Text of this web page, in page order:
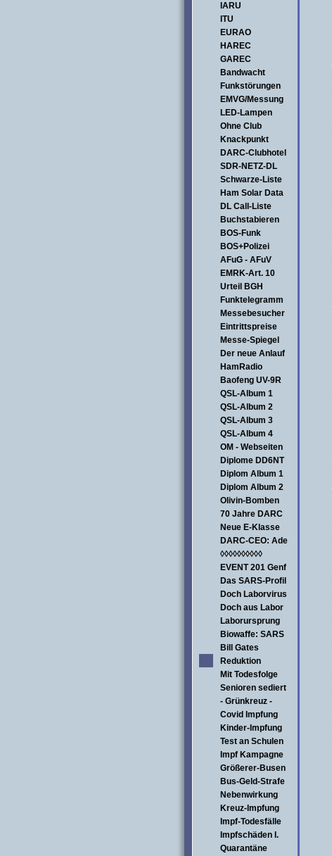
IARU
ITU
EURAO
HAREC
GAREC
Bandwacht
Funkstörungen
EMVG/Messung
LED-Lampen
Ohne Club
Knackpunkt
DARC-Clubhotel
SDR-NETZ-DL
Schwarze-Liste
Ham Solar Data
DL Call-Liste
Buchstabieren
BOS-Funk
BOS+Polizei
AFuG - AFuV
EMRK-Art. 10
Urteil BGH
Funktelegramm
Messebesucher
Eintrittspreise
Messe-Spiegel
Der neue Anlauf
HamRadio
Baofeng UV-9R
QSL-Album 1
QSL-Album 2
QSL-Album 3
QSL-Album 4
OM - Webseiten
Diplome DD6NT
Diplom Album 1
Diplom Album 2
Olivin-Bomben
70 Jahre DARC
Neue E-Klasse
DARC-CEO: Ade
◊◊◊◊◊◊◊◊◊◊
EVENT 201 Genf
Das SARS-Profil
Doch Laborvirus
Doch aus Labor
Laborursprung
Biowaffe: SARS
Bill Gates
Reduktion
Mit Todesfolge
Senioren sediert
- Grünkreuz -
Covid Impfung
Kinder-Impfung
Test an Schulen
Impf Kampagne
Größerer-Busen
Bus-Geld-Strafe
Nebenwirkung
Kreuz-Impfung
Impf-Todesfälle
Impfschäden I.
Quarantäne